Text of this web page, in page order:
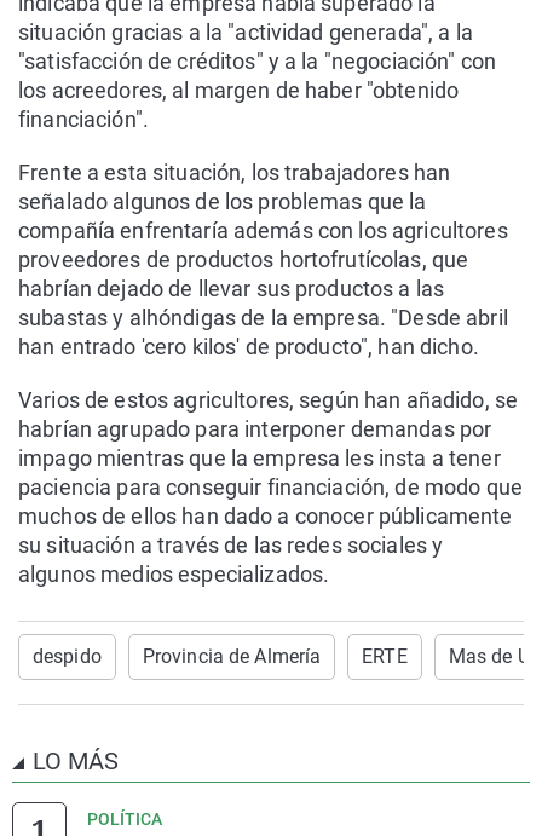
situación gracias a la "actividad generada", a la
"satisfacción de créditos" y a la "negociación" con
los acreedores, al margen de haber "obtenido
financiación".
Frente a esta situación, los trabajadores han
señalado algunos de los problemas que la
compañía enfrentaría además con los agricultores
proveedores de productos hortofrutícolas, que
habrían dejado de llevar sus productos a las
subastas y alhóndigas de la empresa. "Desde abril
han entrado 'cero kilos' de producto", han dicho.
Varios de estos agricultores, según han añadido, se
habrían agrupado para interponer demandas por
impago mientras que la empresa les insta a tener
paciencia para conseguir financiación, de modo que
muchos de ellos han dado a conocer públicamente
su situación a través de las redes sociales y
algunos medios especializados.
despido Provincia de Almería ERTE Mas de
LO MÁS
POLÍTICA